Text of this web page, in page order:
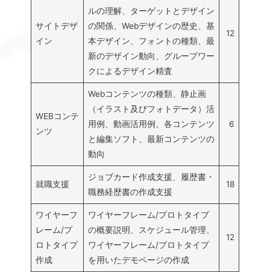
サイトデザ
イン
ルの理解、ターゲットとデザイン
の関係、Webデザインの歴史、基
本デザイン、フォントの種類、最
新のデザイン動向、グループワー
クによるデザイン精査
12
WEBコンテ
ンツ
Webコンテンツの種類、静止画
（イラスト及びフォトデータ）活
用例、動画活用例、各コンテンツ
と編集ソフト、最新コンテンツの
動向
6
就職支援
ジョブカード作成支援、履歴書・
職務経歴書の作成支援
18
ワイヤーフ
レーム/プ
ロトタイプ
作成
ワイヤーフレーム/プロトタイプ
の概要説明、スケジュール管理、
ワイヤーフレーム/プロトタイプ
を用いたデモページの作成
12